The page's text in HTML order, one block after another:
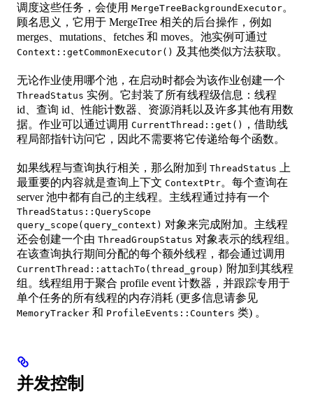
调度这些任务，会使用 MergeTreeBackgroundExecutor。
顾名思义，它用于 MergeTree 相关的后台操作，例如
merges、mutations、fetches 和 moves。池实例可通过
Context::getCommonExecutor() 及其他类似方法获取。
无论作业使用哪个池，在启动时都会为该作业创建一个
ThreadStatus 实例。它封装了所有线程级信息：线程
id、查询 id、性能计数器、资源消耗以及许多其他有用数
据。作业可以通过调用 CurrentThread::get()
，借助线
程局部指针访问它，因此不需要将它传递给每个函数。
如果线程与查询执行相关，那么附加到 ThreadStatus
上
最重要的内容就是查询上下文 ContextPtr。每个查询在
server 池中都有自己的主线程。主线程通过持有一个
ThreadStatus::QueryScope
query_scope(query_context) 对象来完成附加。主线程
还会创建一个由 ThreadGroupStatus 对象表示的线程组。
在该查询执行期间分配的每个额外线程，都会通过调用
CurrentThread::attachTo(thread_group) 附加到其线程
组。线程组用于聚合 profile event 计数器，并跟踪专用于
单个任务的所有线程的内存消耗 (更多信息请参见
MemoryTracker 和 ProfileEvents::Counters 类) 。
并发控制